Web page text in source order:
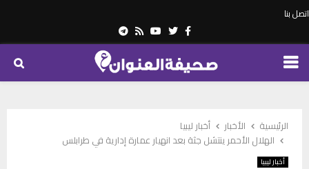
اتصل بنا
Facebook
Twitter
Youtube
Rss
Telegram
PRIMARY
الرئيسية الأخبار
أخبار ليبيا
الهلال الأحمر ينتشل جثة بعد انهيار عمارة إدارية في طرابلس
أخبار ليبيا